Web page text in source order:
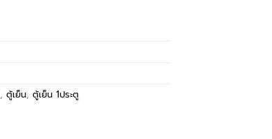
,ตู้เย็น,ตู้เย็น 1ประตู